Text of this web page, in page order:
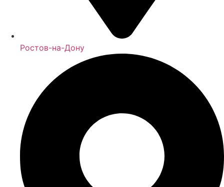
Ростов-на-Дону